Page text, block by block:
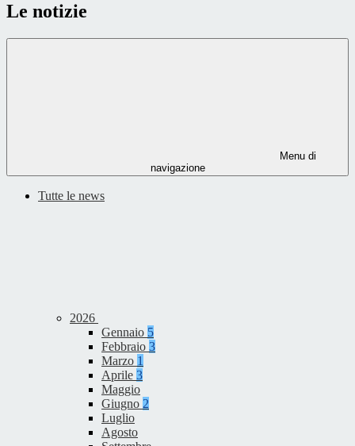
Le notizie
Menu di
navigazione
Tutte le news
2026
Gennaio 5
Febbraio 3
Marzo 1
Aprile 3
Maggio
Giugno 2
Luglio
Agosto